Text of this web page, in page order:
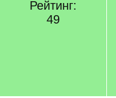
Рейтинг:
49